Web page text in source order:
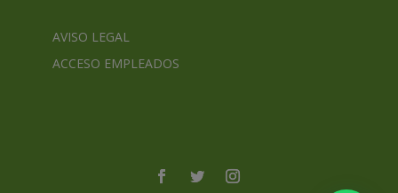
AVISO LEGAL
ACCESO EMPLEADOS